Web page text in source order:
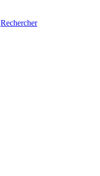
Rechercher